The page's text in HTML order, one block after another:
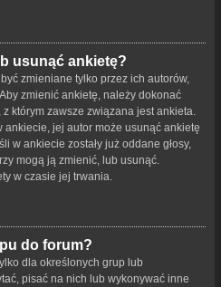
usunąć ankietę?
zmieniane tylko przez ich autorów,
zmienić ankietę, należy dokonać
którym zawsze związana jest ankieta.
ankiecie, jej autor może usunąć ankietę
w ankiecie zostały już oddane głosy,
mogą ją zmienić, lub usunąć.
w czasie jej trwania.
do forum?
dla określonych grup lub
pisać na nich lub wykonywać inne